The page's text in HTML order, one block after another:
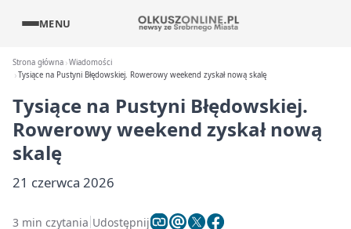
MENU
Strona główna Wiadomości
Tysiące na Pustyni Błędowskiej. Rowerowy weekend zyskał nową skalę
Tysiące na Pustyni Błędowskiej.
Rowerowy weekend zyskał nową
skalę
21 czerwca 2026
3 min czytania Udostępnij